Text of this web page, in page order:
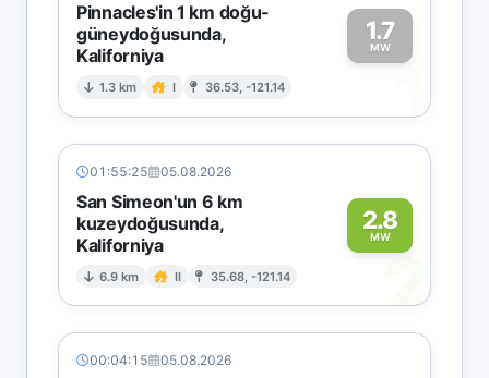
Pinnacles'in 1 km doğu-
güneydoğusunda,
Kaliforniya
1.3 km I 36.53, -121.14
1.7
MW
1
01:55:25 05.08.2026
San Simeon'un 6 km
kuzeydoğusunda,
Kaliforniya
6.9 km II 35.68, -121.14
2.8
MW
2
00:04:15 05.08.2026